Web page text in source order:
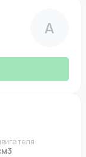
А